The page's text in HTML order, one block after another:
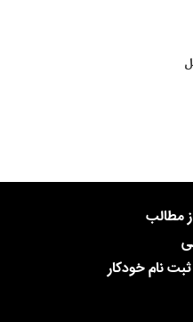
مطالب
نام خودکار